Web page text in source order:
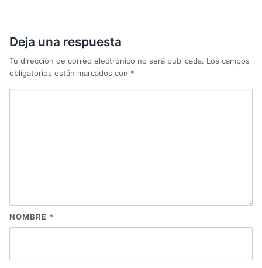
Deja una respuesta
Tu dirección de correo electrónico no será publicada. Los campos
obligatorios están marcados con *
NOMBRE *